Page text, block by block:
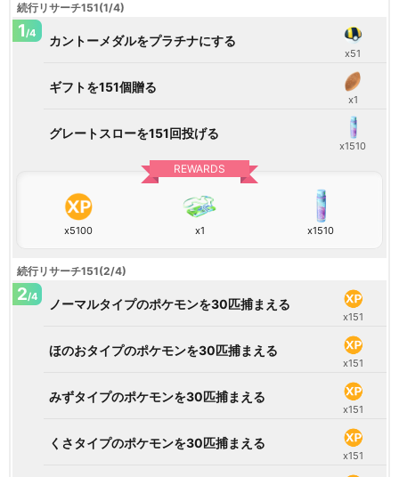
続行リサーチ151(1/4)
1/4 カントーメダルをプラチナにする
x51
ギフトを151個贈る
x1
グレートスローを151回投げる
x1510
REWARDS
x5100 x1 x1510
続行リサーチ151(2/4)
2/4 ノーマルタイプのポケモンを30匹捕まえる
x151
ほのおタイプのポケモンを30匹捕まえる
x151
みずタイプのポケモンを30匹捕まえる
x151
くさタイプのポケモンを30匹捕まえる
x151